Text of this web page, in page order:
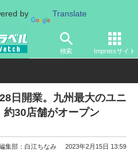
by Translate
検索 Impressサイト
的 商業施設
日開業。九州最大のユニ
約30店舗がオープン
集部：白江ちなみ 2023年2月15日 13:59